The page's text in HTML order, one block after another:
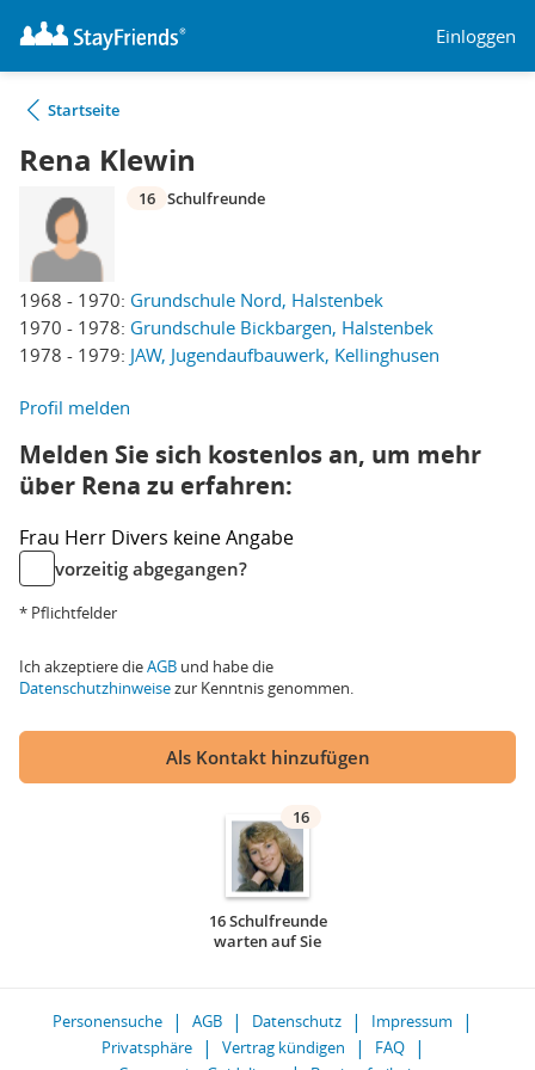
Einloggen
Startseite
Rena Klewin
1968 - 1970: Grundschule Nord, Halstenbek
1970 - 1978: Grundschule Bickbargen, Halstenbek
1978 - 1979: JAW, Jugendaufbauwerk, Kellinghusen
16 Schulfreunde
Profil melden
Melden Sie sich kostenlos an, um mehr
über Rena zu erfahren:
Frau Herr Divers keine Angabe
vorzeitig abgegangen?
* Pflichtfelder
Ich akzeptiere dieAGB und habe die
Datenschutzhinweisezur Kenntnis genommen.
Als Kontakt hinzufügen
16
16 Schulfreunde
warten auf Sie
Personensuche AGB Datenschutz
Impressum
Privatsphäre
Vertrag kündigen
FAQ